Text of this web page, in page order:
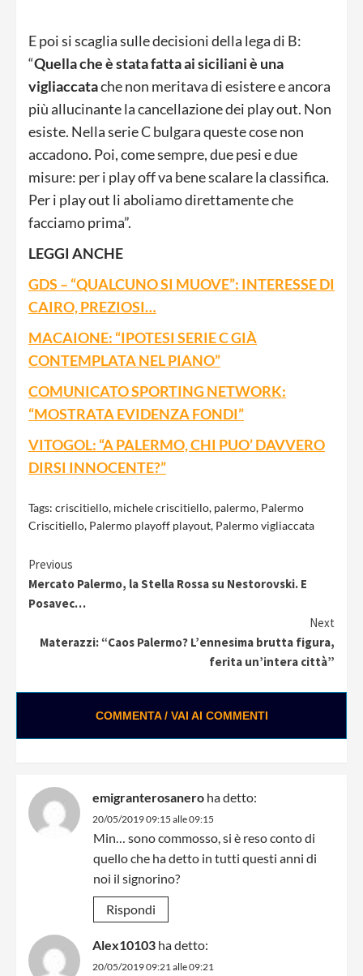
E poi si scaglia sulle decisioni della lega di B:
“Quella che è stata fatta ai siciliani è una
vigliaccatache non meritava di esistere e ancora
più allucinante la cancellazione dei play out. Non
esiste. Nella serie C bulgara queste cose non
accadono. Poi, come sempre, due pesi e due
misure: per i play off va bene scalare la classifica.
Per i play out li aboliamo direttamente che
facciamo prima”.
LEGGI ANCHE
GDS – “QUALCUNO SI MUOVE”: INTERESSE DI
CAIRO, PREZIOSI…
MACAIONE: “IPOTESI SERIE C GIÀ
CONTEMPLATA NEL PIANO”
COMUNICATO SPORTING NETWORK:
“MOSTRATA EVIDENZA FONDI”
VITOGOL: “A PALERMO, CHI PUO’ DAVVERO
DIRSI INNOCENTE?”
Tags: criscitiello, michele criscitiello, palermo, Palermo
Criscitiello, Palermo playoff playout, Palermo vigliaccata
Continue
Reading
Previous
Mercato Palermo, la Stella Rossa su Nestorovski. E
Posavec…
Next
Materazzi: “Caos Palermo? L’ennesima brutta figura,
ferita un’intera città”
COMMENTA / VAI AI COMMENTI
emigranterosanero ha detto:
20/05/2019 09:15 alle 09:15
Min… sono commosso, si è reso conto di
quello che ha detto in tutti questi anni di
noi il signorino?
Rispondi
Alex10103 ha detto:
20/05/2019 09:21 alle 09:21